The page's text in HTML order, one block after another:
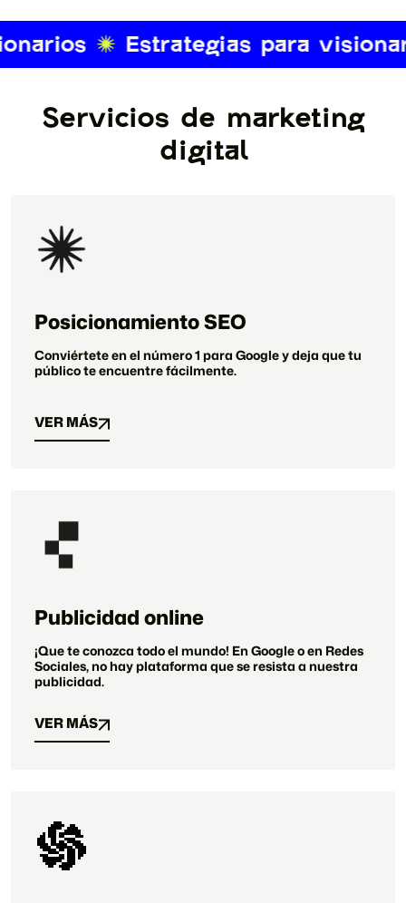
Estrategias
Servicios de marketing
digital
Posicionamiento SEO
Conviértete en el número 1 para Google y deja que tu
público te encuentre fácilmente.
VER MÁS
VER MÁS
Publicidad online
¡Que te conozca todo el mundo! En Google o en Redes
Sociales, no hay plataforma que se resista a nuestra
publicidad.
VER MÁS
VER MÁS